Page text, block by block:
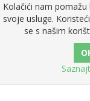
Kolačići nam
svoje usluge.
se s našim